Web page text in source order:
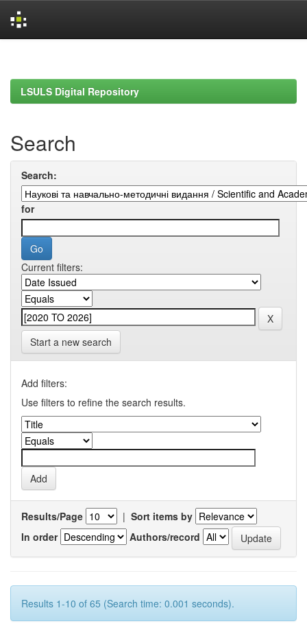
LSULS Digital Repository
Search
Search:
for
Current filters:
Start a new search
Add filters:
Use filters to refine the search results.
Results/Page | Sort items by
In order
Authors/record
Results 1-10 of 65 (Search time: 0.001 seconds).